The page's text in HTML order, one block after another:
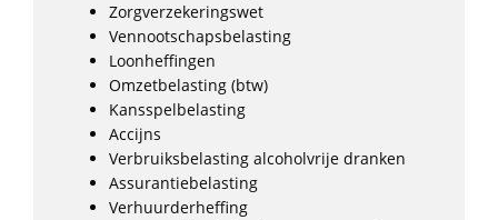
Zorgverzekeringswet
Vennootschapsbelasting
Loonheffingen
Omzetbelasting (btw)
Kansspelbelasting
Accijns
Verbruiksbelasting alcoholvrije dranken
Assurantiebelasting
Verhuurderheffing